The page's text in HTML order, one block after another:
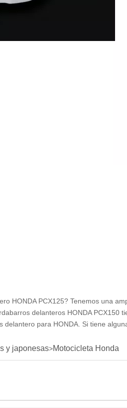
HONDA PCX125? Tenemos una
delanteros HONDA PCX150
para HONDA. Si tiene
y japonesas>Motocicleta Honda